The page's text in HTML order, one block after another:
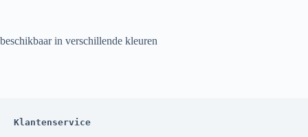
beschikbaar in verschillende kleuren
Klantenservice